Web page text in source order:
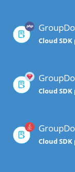
Cloud SDK
Cloud
Cloud SDK